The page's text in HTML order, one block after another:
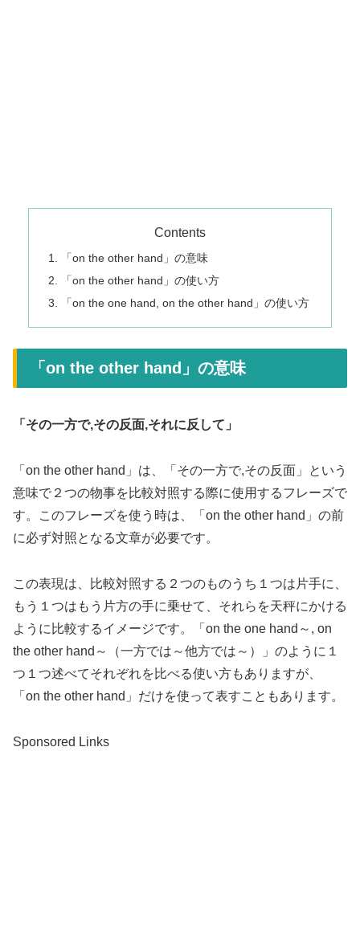
Contents
「on the other hand」の意味
「on the other hand」の使い方
「on the one hand, on the other hand」の使い方
「on the other hand」の意味
「その一方で,その反面,それに反して」
「on the other hand」は、「その一方で,その反面」という
意味で２つの物事を比較対照する際に使用するフレーズで
す。このフレーズを使う時は、「on the other hand」の前
に必ず対照となる文章が必要です。
この表現は、比較対照する２つのものうち１つは片手に、
もう１つはもう片方の手に乗せて、それらを天秤にかける
ように比較するイメージです。「on the one hand～, on
the other hand～（一方では～他方では～）」のように１
つ１つ述べてそれぞれを比べる使い方もありますが、
「on the other hand」だけを使って表すこともあります。
Sponsored Links